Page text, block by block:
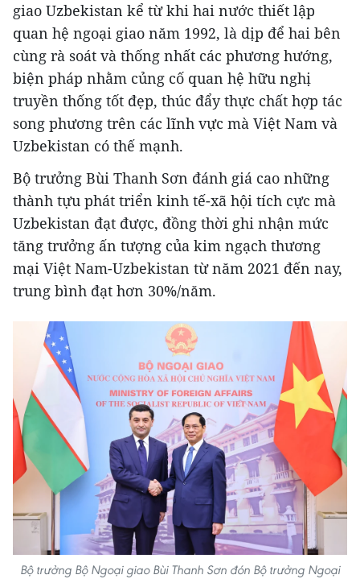
giao Uzbekistan kể từ khi hai nước thiết lập
quan hệ ngoại giao năm 1992, là dịp để hai bên
cùng rà soát và thống nhất các phương hướng,
biện pháp nhằm củng cố quan hệ hữu nghị
truyền thống tốt đẹp, thúc đẩy thực chất hợp tác
song phương trên các lĩnh vực mà Việt Nam và
Uzbekistan có thế mạnh.
Bộ trưởng Bùi Thanh Sơn đánh giá cao những
thành tựu phát triển kinh tế-xã hội tích cực mà
Uzbekistan đạt được, đồng thời ghi nhận mức
tăng trưởng ấn tượng của kim ngạch thương
mại Việt Nam-Uzbekistan từ năm 2021 đến nay,
trung bình đạt hơn 30%/năm.
Bộ trưởng Bộ Ngoại giao Bùi Thanh Sơn đón Bộ trưởng Ngoại